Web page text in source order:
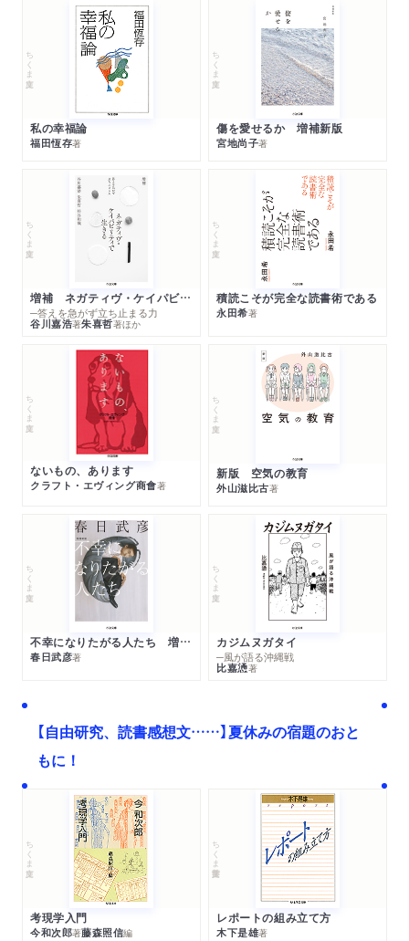
ちくま文庫
私の幸福論
福田恆存著
ちくま文庫
傷を愛せるか 増補新版
宮地尚子著
ちくま文庫
増補 ネガティヴ・ケイパビリティで生きる
─答えを急がず立ち止まる力
谷川嘉浩著朱喜哲著ほか
ちくま文庫
積読こそが完全な読書術である
永田希著
ちくま文庫
ないもの、あります
クラフト・エヴィング商會著
ちくま文庫
新版 空気の教育
外山滋比古著
ちくま文庫
不幸になりたがる人たち 増補新版
春日武彦著
ちくま文庫
カジムヌガタイ
─風が語る沖縄戦
比嘉慂著
【自由研究、読書感想文……】夏休みの宿題のおと
もに！
ちくま文庫
考現学入門
今和次郎著藤森照信編
ちくま学芸文庫
レポートの組み立て方
木下是雄著